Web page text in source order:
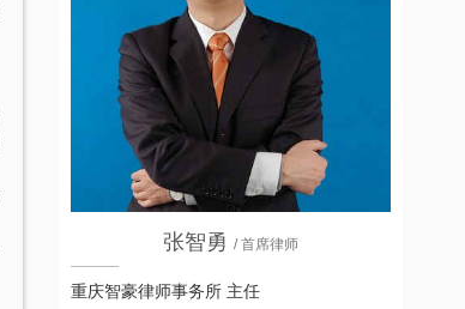
张智勇 / 首席律师
重庆智豪律师事务所 主任